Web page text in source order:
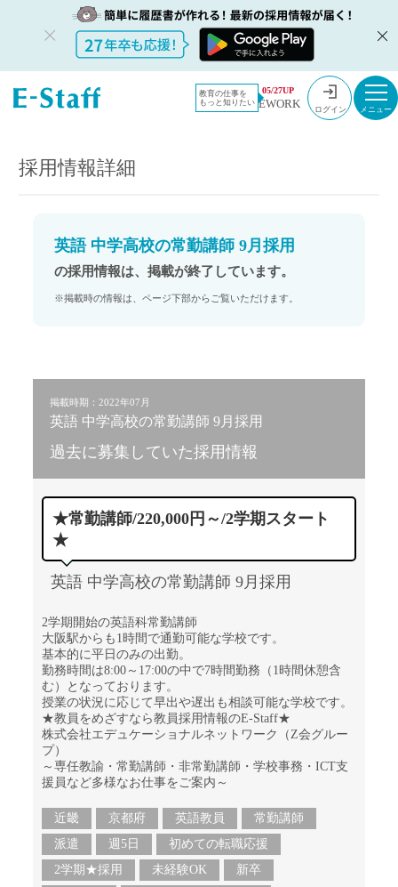
教育の仕事を
もっと知りたい
05/27UP
EWORK ログイン
教員採用情
報のイー・
採用情報
英語 中学高校の常勤講師 9月採用
採用情報詳細
英語 中学高校の常勤講師 9月採用
の採用情報は、掲載が終了しています。
※掲載時の情報は、ページ下部からご覧いただけます。
掲載時期：2022年07月
英語 中学高校の常勤講師 9月採用
過去に募集していた採用情報
★常勤講師/220,000円～/2学期スタート
★
英語 中学高校の常勤講師 9月採用
2学期開始の英語科常勤講師
大阪駅からも1時間で通勤可能な学校です。
基本的に平日のみの出勤。
勤務時間は8:00～17:00の中で7時間勤務（1時間休憩含
む）となっております。
授業の状況に応じて早出や遅出も相談可能な学校です。
★教員をめざすなら教員採用情報のE-Staff★
株式会社エデュケーショナルネットワーク（Z会グルー
プ）
～専任教諭・常勤講師・非常勤講師・学校事務・ICT支
援員など多様なお仕事をご案内～
近畿 京都府 英語教員
常勤講師
派遣
週5日
初めての転職応援
2学期★採用
未経験OK
新卒